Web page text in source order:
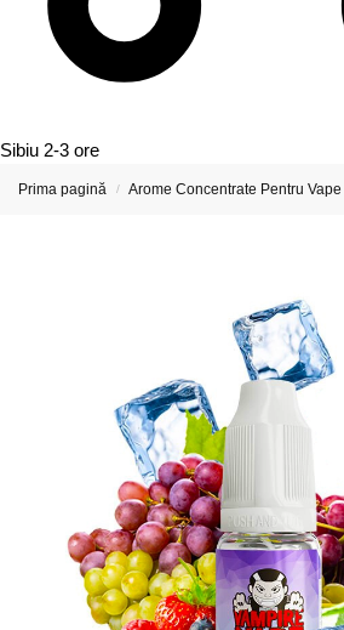
Sibiu 2-3 ore
Prima pagină / Arome Concentrate Pentru